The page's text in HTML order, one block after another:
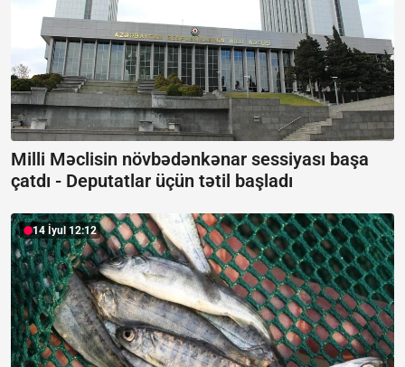
Milli Məclisin növbədənkənar sessiyası başa
çatdı - Deputatlar üçün tətil başladı
14 İyul 12:12